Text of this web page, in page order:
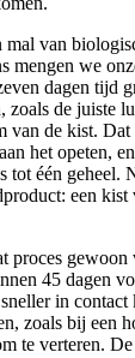
van
mengen we
dagen tijd
zoals de juiste
van de kist.
het opeten,
tot één geheel.
een kist
proces
45 dagen
in contact
zoals bij een
te verteren.